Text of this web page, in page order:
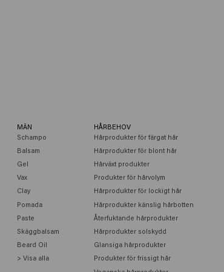
MÄN
Schampo
Balsam
Gel
Vax
Clay
Pomada
Paste
Skäggbalsam
Beard Oil
> Visa alla
HÅRBEHOV
Hårprodukter för färgat hår
Hårprodukter för blont hår
Hårväxt produkter
Produkter för hårvolym
Hårprodukter för lockigt hår
Hårprodukter känslig hårbotten
Återfuktande hårprodukter
Hårprodukter solskydd
Glansiga hårprodukter
Produkter för frissigt hår